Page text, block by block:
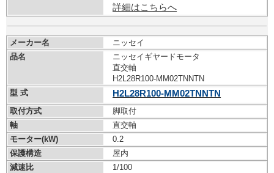
詳細はこちらへ
メーカー名
ニッセイ
品名
ニッセイギヤードモータ
直交軸
H2L28R100-MM02TNNTN
型 式
H2L28R100-MM02TNNTN
取付方式
脚取付
軸
直交軸
モーター(kW)
0.2
保護構造
屋内
減速比
1/100